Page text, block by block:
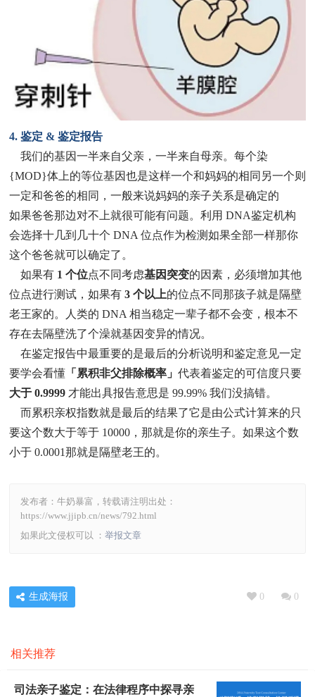
4. 鉴定 & 鉴定报告
我们的基因一半来自父亲，一半来自母亲。每个染
{MOD}体上的等位基因也是这样一个和妈妈的相同另一个则
一定和爸爸的相同，一般来说妈妈的亲子关系是确定的
如果爸爸那边对不上就很可能有问题。利用 DNA鉴定机构
会选择十几到几十个 DNA 位点作为检测如果全部一样那你
这个爸爸就可以确定了。
如果有 1 个位点不同考虑基因突变的因素，必须增加其他
位点进行测试，如果有 3 个以上的位点不同那孩子就是隔壁
老王家的。人类的 DNA 相当稳定一辈子都不会变，根本不
存在去隔壁洗了个澡就基因变异的情况。
在鉴定报告中最重要的是最后的分析说明和鉴定意见一定
要学会看懂 「累积非父排除概率」 代表着鉴定的可信度只要
大于 0.9999 才能出具报告意思是 99.99% 我们没搞错。
而累积亲权指数就是最后的结果了它是由公式计算来的只
要这个数大于等于 10000，那就是你的亲生子。如果这个数
小于 0.0001那就是隔壁老王的。
发布者：牛奶暴富，转载请注明出处：
https://www.jjipb.cn/news/792.html
如果此文侵权可以 ： 举报文章
0 0
生成海报
相关推荐
司法亲子鉴定：在法律程序中探寻亲